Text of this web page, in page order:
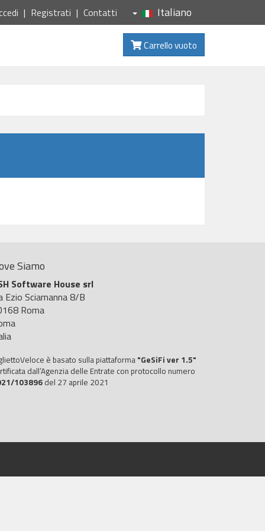
Registrati Contatti Italiano
Carrello vuoto
Siamo
Software House srl
Ezio Sciamanna 8/B
Roma
è basato sulla piattaforma "GeSiFi ver 1.5"
dall’Agenzia delle Entrate con protocollo numero
103896 del 27 aprile 2021